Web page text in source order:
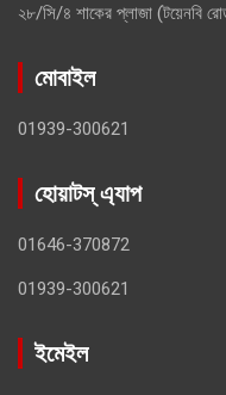
২৮/সি/৪ শাকের প্লাজা (টয়েনবি
মোবাইল
01939-300621
হোয়াটস্ এ্যাপ
01646-370872
01939-300621
ইমেইল